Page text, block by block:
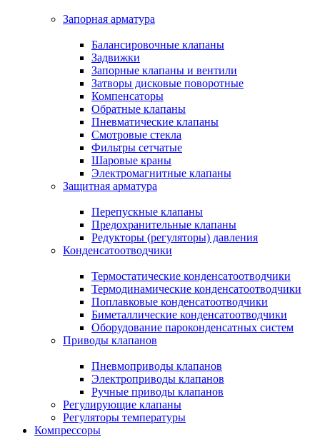
Запорная арматура
Балансировочные клапаны
Задвижки
Запорные клапаны и вентили
Затворы дисковые поворотные
Компенсаторы
Обратные клапаны
Пневматические клапаны
Смотровые стекла
Фильтры сетчатые
Шаровые краны
Электромагнитные клапаны
Защитная арматура
Перепускные клапаны
Предохранительные клапаны
Редукторы (регуляторы) давления
Конденсатоотводчики
Термостатические конденсатоотводчики
Термодинамические конденсатоотводчики
Поплавковые конденсатоотводчики
Биметаллические конденсатоотводчики
Оборудование пароконденсатных систем
Приводы клапанов
Пневмоприводы клапанов
Электроприводы клапанов
Ручные приводы клапанов
Регулирующие клапаны
Регуляторы температуры
Компрессоры